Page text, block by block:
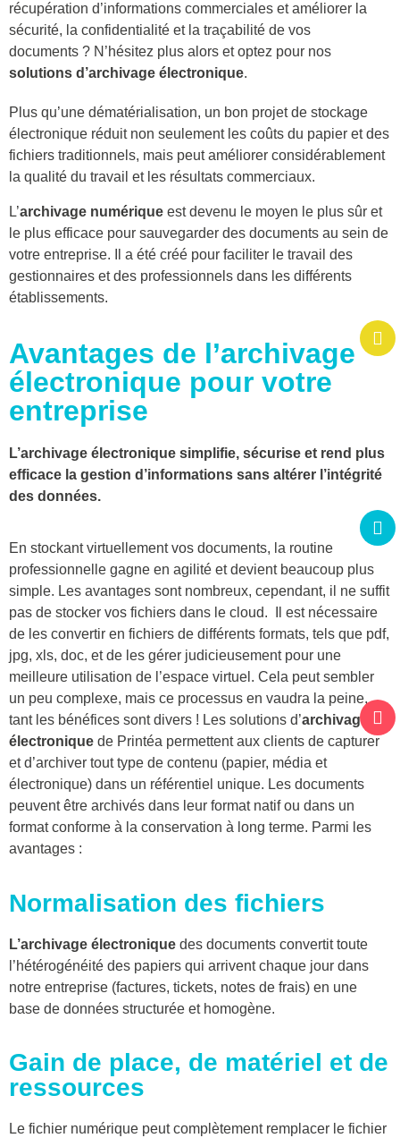
récupération d’informations commerciales et améliorer la
sécurité, la confidentialité et la traçabilité de vos
documents ? N’hésitez plus alors et optez pour nos
solutions d’archivage électronique.
Plus qu’une dématérialisation, un bon projet de stockage
électronique réduit non seulement les coûts du papier et des
fichiers traditionnels, mais peut améliorer considérablement
la qualité du travail et les résultats commerciaux.
L’archivage numérique est devenu le moyen le plus sûr et
le plus efficace pour sauvegarder des documents au sein de
votre entreprise. Il a été créé pour faciliter le travail des
gestionnaires et des professionnels dans les différents
établissements.
Avantages de l’archivage
électronique pour votre
entreprise
L’archivage électronique simplifie, sécurise et rend plus
efficace la gestion d’informations sans altérer l’intégrité
des données.
En stockant virtuellement vos documents, la routine
professionnelle gagne en agilité et devient beaucoup plus
simple. Les avantages sont nombreux, cependant, il ne suffit
pas de stocker vos fichiers dans le cloud. Il est nécessaire
de les convertir en fichiers de différents formats, tels que pdf,
jpg, xls, doc, et de les gérer judicieusement pour une
meilleure utilisation de l’espace virtuel. Cela peut sembler
un peu complexe, mais ce processus en vaudra la peine,
tant les bénéfices sont divers ! Les solutions d’archivage
électronique de Printéa permettent aux clients de capturer
et d’archiver tout type de contenu (papier, média et
électronique) dans un référentiel unique. Les documents
peuvent être archivés dans leur format natif ou dans un
format conforme à la conservation à long terme. Parmi les
avantages :
Normalisation des fichiers
L’archivage électronique des documents convertit toute
l’hétérogénéité des papiers qui arrivent chaque jour dans
notre entreprise (factures, tickets, notes de frais) en une
base de données structurée et homogène.
Gain de place, de matériel et de
ressources
Le fichier numérique peut complètement remplacer le fichier